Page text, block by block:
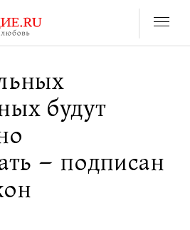
будут
– подписан